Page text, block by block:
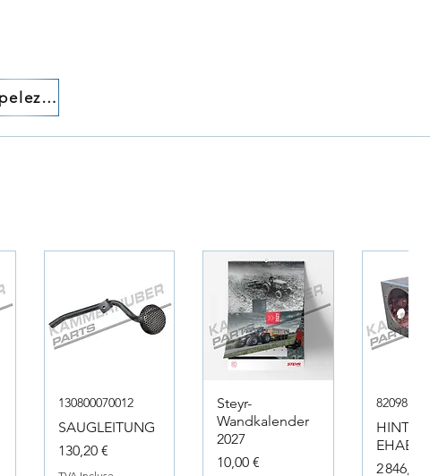
Appelez-nous!
130800070012
SAUGLEITUNG
Prix
130,20 €
Steyr-
Wandkalender
2027
Prix
10,00 €
Prix
2 846,40